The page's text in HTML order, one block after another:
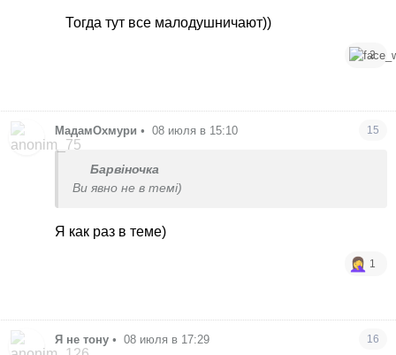
тебе новый дивный мир полный наслаждения...
рукой открываете дверцу и тут.. О! Свет
торта.. Вы заглатывая слюну протягиваете
руку и сердце замирает в предвкушении
вожделения.. Так, да))?
Тогда тут все малодушничают))
2
МадамОхмури • 08 июля в 15:10 15
Барвіночка
Ви явно не в темі)
Я как раз в теме)
1
Я не тону • 08 июля в 17:29 16